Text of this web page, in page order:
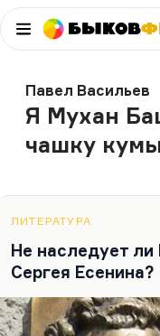
Быков
Павел Васильев
Я Мухан
чашку
ЛИТЕРАТУРА
Не наследует ли
Сергея Есенина?